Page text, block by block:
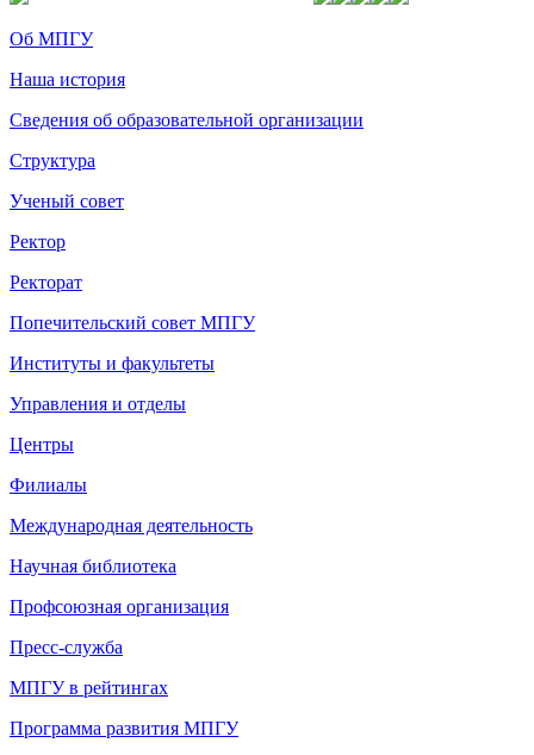
Об МПГУ
Наша история
Сведения об образовательной организации
Структура
Ученый совет
Ректор
Ректорат
Попечительский совет МПГУ
Институты и факультеты
Управления и отделы
Центры
Филиалы
Международная деятельность
Научная библиотека
Профсоюзная организация
Пресс-служба
МПГУ в рейтингах
Программа развития МПГУ